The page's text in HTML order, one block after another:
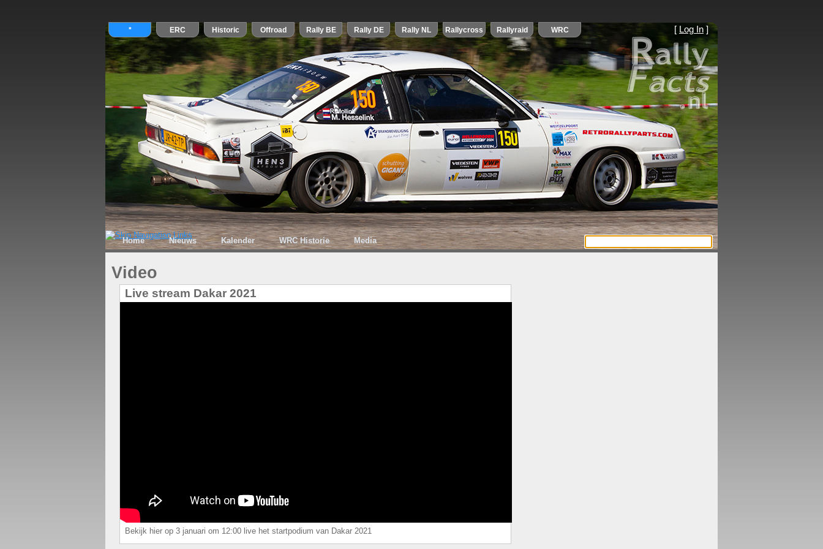
[ Log In ]
Home Nieuws Kalender WRC Historie Media
Video
Live stream Dakar 2021
Bekijk hier op 3 januari om 12:00 live het startpodium van Dakar 2021